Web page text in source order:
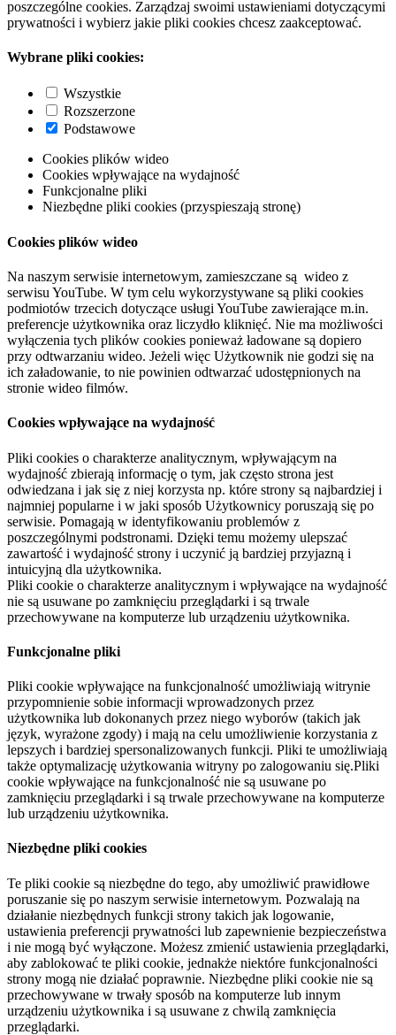
poszczególne cookies. Zarządzaj swoimi ustawieniami dotyczącymi
prywatności i wybierz jakie pliki cookies chcesz zaakceptować.
Wybrane pliki cookies:
Wszystkie
Rozszerzone
Podstawowe
Cookies plików wideo
Cookies wpływające na wydajność
Funkcjonalne pliki
Niezbędne pliki cookies (przyspieszają stronę)
Cookies plików wideo
Na naszym serwisie internetowym, zamieszczane są wideo z
serwisu YouTube. W tym celu wykorzystywane są pliki cookies
podmiotów trzecich dotyczące usługi YouTube zawierające m.in.
preferencje użytkownika oraz liczydło kliknięć. Nie ma możliwości
wyłączenia tych plików cookies ponieważ ładowane są dopiero
przy odtwarzaniu wideo. Jeżeli więc Użytkownik nie godzi się na
ich załadowanie, to nie powinien odtwarzać udostępnionych na
stronie wideo filmów.
Cookies wpływające na wydajność
Pliki cookies o charakterze analitycznym, wpływającym na
wydajność zbierają informację o tym, jak często strona jest
odwiedzana i jak się z niej korzysta np. które strony są najbardziej i
najmniej popularne i w jaki sposób Użytkownicy poruszają się po
serwisie. Pomagają w identyfikowaniu problemów z
poszczególnymi podstronami. Dzięki temu możemy ulepszać
zawartość i wydajność strony i uczynić ją bardziej przyjazną i
intuicyjną dla użytkownika.
Pliki cookie o charakterze analitycznym i wpływające na wydajność
nie są usuwane po zamknięciu przeglądarki i są trwale
przechowywane na komputerze lub urządzeniu użytkownika.
Funkcjonalne pliki
Pliki cookie wpływające na funkcjonalność umożliwiają witrynie
przypomnienie sobie informacji wprowadzonych przez
użytkownika lub dokonanych przez niego wyborów (takich jak
język, wyrażone zgody) i mają na celu umożliwienie korzystania z
lepszych i bardziej spersonalizowanych funkcji. Pliki te umożliwiają
także optymalizację użytkowania witryny po zalogowaniu się.Pliki
cookie wpływające na funkcjonalność nie są usuwane po
zamknięciu przeglądarki i są trwale przechowywane na komputerze
lub urządzeniu użytkownika.
Niezbędne pliki cookies
Te pliki cookie są niezbędne do tego, aby umożliwić prawidłowe
poruszanie się po naszym serwisie internetowym. Pozwalają na
działanie niezbędnych funkcji strony takich jak logowanie,
ustawienia preferencji prywatności lub zapewnienie bezpieczeństwa
i nie mogą być wyłączone. Możesz zmienić ustawienia przeglądarki,
aby zablokować te pliki cookie, jednakże niektóre funkcjonalności
strony mogą nie działać poprawnie. Niezbędne pliki cookie nie są
przechowywane w trwały sposób na komputerze lub innym
urządzeniu użytkownika i są usuwane z chwilą zamknięcia
przeglądarki.